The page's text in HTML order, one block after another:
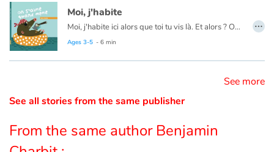
Emotions and feelings
Formats and illustrations
Contraste +
Moi, j'habite
Moi, j'habite ici alors que toi tu vis là. Et alors ? On s'aime quand même !
Ages 3-5 - 6 min
…
See more
See all stories from the same publisher
From the same author Benjamin